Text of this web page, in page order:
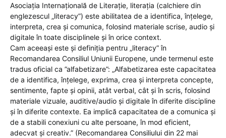
Asociația Internațională de Literație, literația (calchiere din
englezescul „literacy”) este abilitatea de a identifica, înţelege,
interpreta, crea și comunica, folosind materiale scrise, audio și
digitale în toate disciplinele și în orice context.
Cam aceeași este și definiția pentru „literacy” în
Recomandarea Consiliul Uniunii Europene, unde termenul este
tradus oficial ca ”alfabetizare”: „Alfabetizarea este capacitatea
de a identifica, înțelege, exprima, crea și interpreta concepte,
sentimente, fapte și opinii, atât verbal, cât și în scris, folosind
materiale vizuale, auditive/audio și digitale în diferite discipline
și în diferite contexte. Ea implică capacitatea de a comunica și
de a stabili conexiuni cu alte persoane, în mod eficient,
adecvat și creativ.” (Recomandarea Consiliului din 22 mai